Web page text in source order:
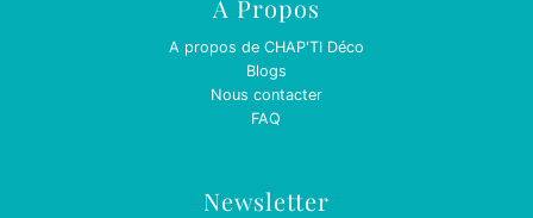
A Propos
A propos de CHAP'TI Déco
Blogs
Nous contacter
FAQ
Newsletter